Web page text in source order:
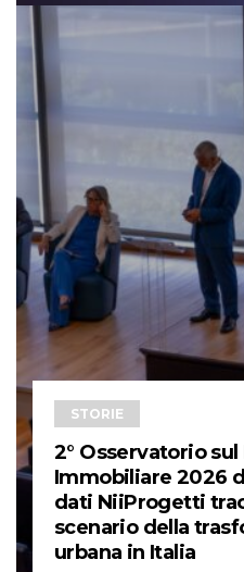
STORIE
2° Osservatorio
Immobiliare 2026
dati NiiProgetti
scenario della
urbana in Italia